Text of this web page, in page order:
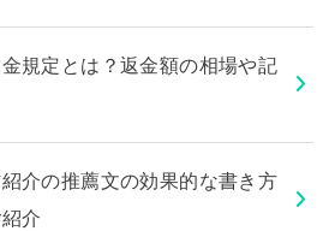
規定とは？返金額の相場や記
紹介の推薦文の効果的な書き方
介